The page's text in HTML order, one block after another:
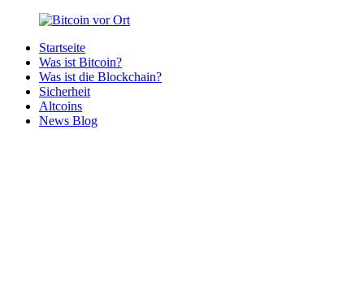
Zurück
Inhalt
Bitcoin
Bitcoins
deiner
Region
Startseite
Was ist Bitcoin?
Was ist die Blockchain?
Sicherheit
Altcoins
News Blog